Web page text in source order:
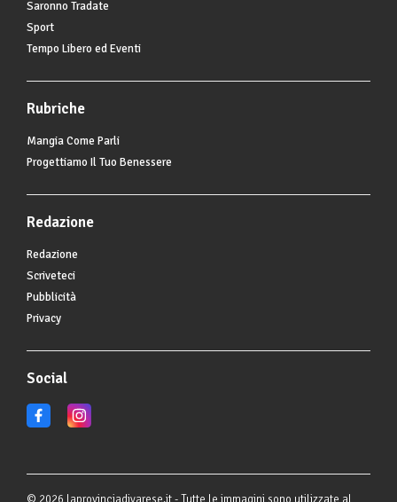
Saronno Tradate
Sport
Tempo Libero ed Eventi
Rubriche
Mangia Come Parli
Progettiamo Il Tuo Benessere
Redazione
Redazione
Scriveteci
Pubblicità
Privacy
Social